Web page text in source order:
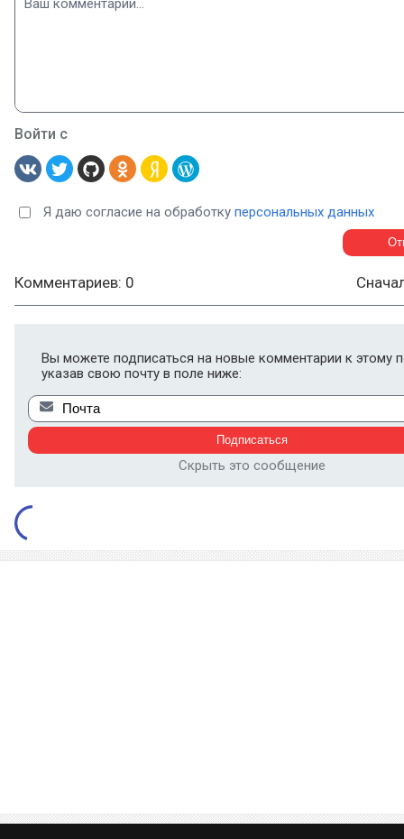
Войти с
Я даю согласие на обработку персональных данных
Комментариев: 0
Вы можете подписаться на новые комментарии к этому
указав свою почту в поле ниже:
Скрыть это сообщение